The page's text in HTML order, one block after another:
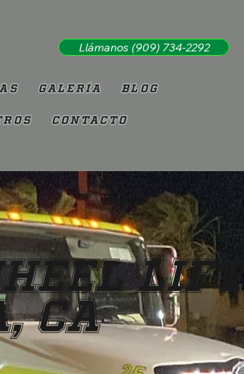
Llámanos (909) 734-2292
Galería Blog
Contacto
Lift
CA